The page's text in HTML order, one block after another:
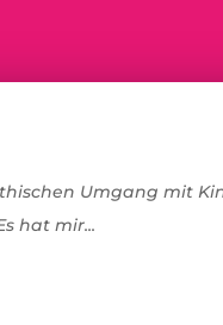
Umgang mit
hat mir...